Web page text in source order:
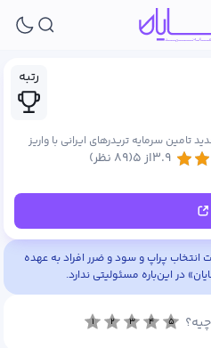
رتبه
تامین سرمایه تریدرهای ایرانی با واریز
سود ۸ ساعته
۳.۹از ۵ (۸۹ نظر)
انتخاب پراپ و سود و ضرر افراد به عهده
در این‌باره مسئولیتی ندارد.
۱ ۲ ۳ ۴ ۵